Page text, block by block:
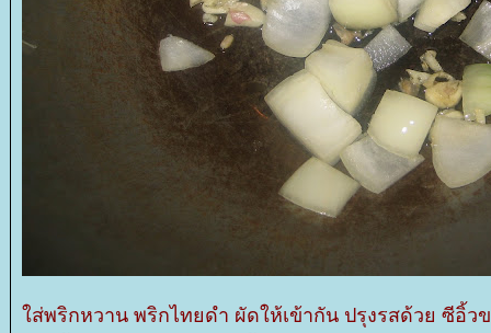
ส่พริกหวาน พริกไทยดำ ผัดให้เข้ากัน ปรุงรสด้วย ซีอิ้ว